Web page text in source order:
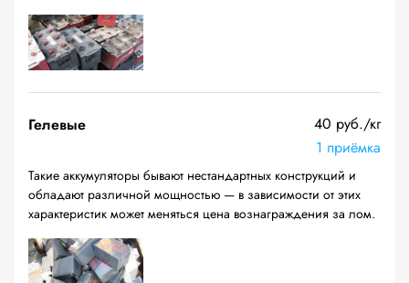
Гелевые
40 руб./кг
1 приёмка
Такие аккумуляторы бывают нестандартных конструкций и
обладают различной мощностью — в зависимости от этих
характеристик может меняться цена вознаграждения за лом.